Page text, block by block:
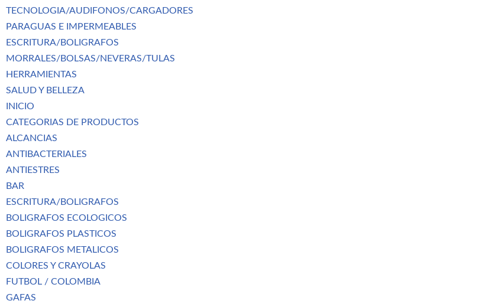
TECNOLOGIA/AUDIFONOS/CARGADORES
PARAGUAS E IMPERMEABLES
ESCRITURA/BOLIGRAFOS
MORRALES/BOLSAS/NEVERAS/TULAS
HERRAMIENTAS
SALUD Y BELLEZA
INICIO
CATEGORIAS DE PRODUCTOS
ALCANCIAS
ANTIBACTERIALES
ANTIESTRES
BAR
ESCRITURA/BOLIGRAFOS
BOLIGRAFOS ECOLOGICOS
BOLIGRAFOS PLASTICOS
BOLIGRAFOS METALICOS
COLORES Y CRAYOLAS
FUTBOL / COLOMBIA
GAFAS